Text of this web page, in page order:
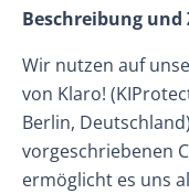
Beschreibung und
Wir nutzen auf
von Klaro!
Berlin,
vorgeschriebenen
ermöglicht es uns